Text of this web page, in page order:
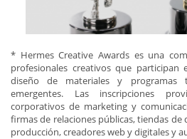
* Hermes Creative Awards es una
profesionales creativos que participan
diseño de materiales y programas
emergentes. Las inscripciones
corporativos de marketing y
firmas de relaciones públicas, tiendas de
producción, creadores web y digitales y